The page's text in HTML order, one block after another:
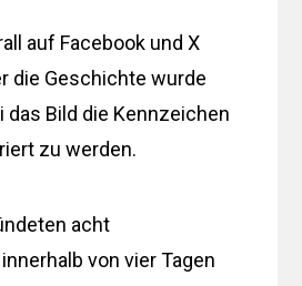
auf Facebook und X
die Geschichte wurde
das Bild die Kennzeichen
zu werden.
acht
von vier Tagen